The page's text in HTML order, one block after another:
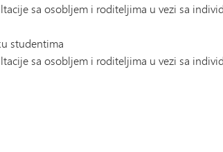
sa osobljem i roditeljima u vezi sa
studentima
sa osobljem i roditeljima u vezi sa